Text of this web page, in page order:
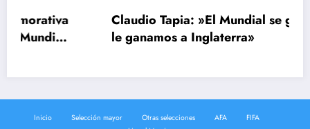
Claudio Tapia: »El Mundial se ganó cuando
le ganamos a Inglaterra»
Inicio Selección mayor Otras selecciones AFA
FIFA